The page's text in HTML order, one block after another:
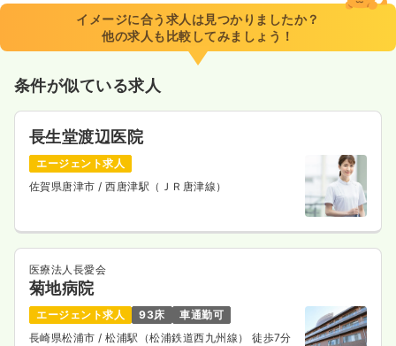
8:00～17:00（休憩60分）
月給23万円以上可
気になる
イメージに合う求人は見つかりましたか？
他の求人も比較してみましょう！
条件が似ている求人
長生堂渡辺医院
エージェント求人
佐賀県唐津市/ 西唐津駅（ＪＲ唐津線）
医療法人長愛会
菊地病院
エージェント求人 93床
車通勤可
長崎県松浦市/ 松浦駅（松浦鉄道西九州線） 徒歩7分